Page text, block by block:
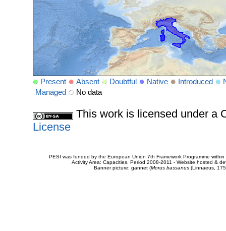
Present Absent Doubtful Native Introduced
Managed
No data
This work is licensed under a
License
PESI was funded by the European Union 7th Framework Programme
Activity Area: Capacities. Period 2008-2011 - Website hosted &
Banner picture: gannet (Morus bassanus(Linnaeus,